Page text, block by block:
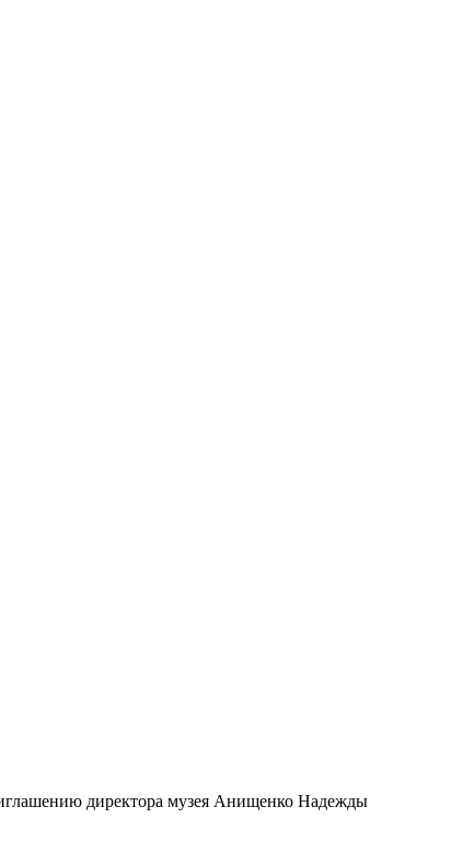
директора музея Анищенко Надежды